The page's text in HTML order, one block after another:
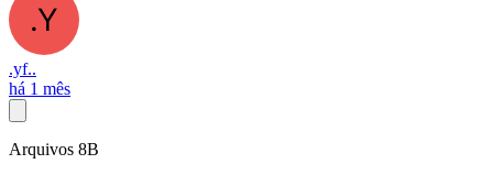
.yf..
há 1 mês
Arquivos 8B